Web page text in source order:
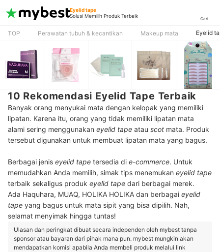
Eyelid tape
Solusi Memilih Produk Terbaik
Cari
TOP Perawatan tubuh & kecantikan Makeup mata Eyelid
10 Rekomendasi Eyelid Tape Terbaik
Banyak orang menyukai mata dengan kelopak yang memiliki
lipatan. Karena itu, orang yang tidak memiliki lipatan mata
alami sering menggunakan eyelid tape atau scot mata. Produk
tersebut digunakan untuk membuat lipatan mata yang bagus.
Berbagai jenis eyelid tape tersedia di e-commerce. Untuk
memudahkan Anda memilih, simak tips menemukan eyelid tape
terbaik sekaligus produk eyelid tape dari berbagai merek.
Ada Haquhara, MUAQ, HOLIKA HOLIKA dan berbagai eyelid
tape yang bagus untuk mata sipit yang bisa dipilih. Nah,
selamat menyimak hingga tuntas!
Ulasan dan peringkat dibuat secara independen oleh mybest tanpa
sponsor atau bayaran dari pihak mana pun. mybest mungkin akan
mendapatkan komisi apabila Anda membeli produk melalui link